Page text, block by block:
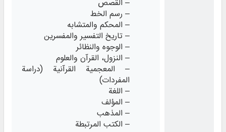
– القصص
– رسم الخط
– المحكم والمتشابه
– تاريخ التفسير والمفسرين
– الوجوه والنظائر
– النزول، القرآن والعلوم
– المعجمية القرآنية (دراسة
المفردات)
– اللغة
– المؤلف
– المذهب
– الكتب المرتبطة